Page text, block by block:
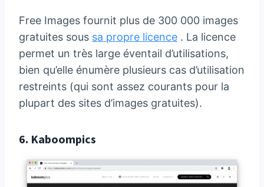
Free Images fournit plus de 300 000 images
gratuites sous sa propre licence . La licence
permet un très large éventail d’utilisations,
bien qu’elle énumère plusieurs cas d’utilisation
restreints (qui sont assez courants pour la
plupart des sites d’images gratuites).
6. Kaboompics